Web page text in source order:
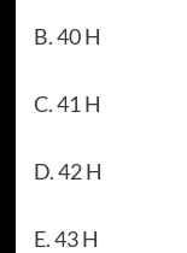
B. 40 H
C. 41 H
D. 42 H
E. 43 H